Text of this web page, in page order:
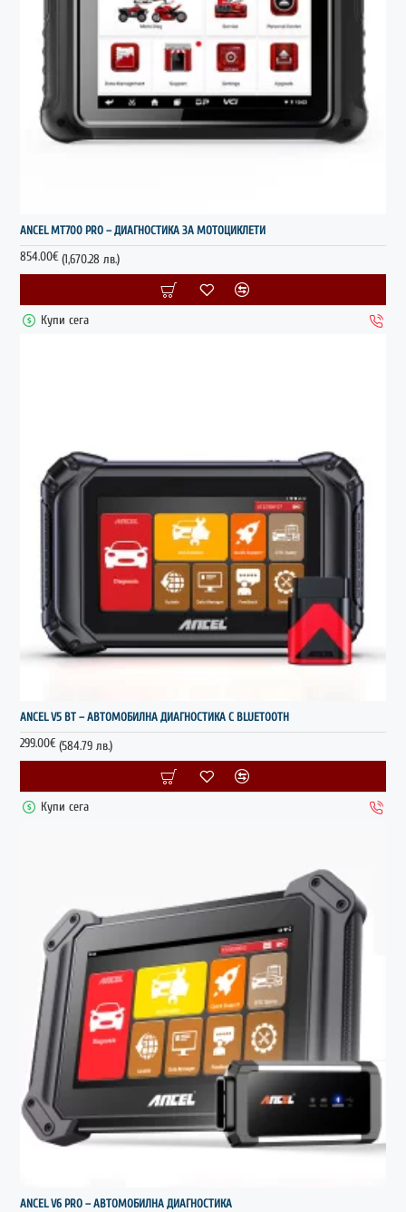
ANCEL MT700 PRO – ДИАГНОСТИКА ЗА МОТОЦИКЛЕТИ
854.00€(1,670.28 лв.)
Купи сега
ANCEL V5 BT – АВТОМОБИЛНА ДИАГНОСТИКА С BLUETOOTH
299.00€(584.79 лв.)
Купи сега
ANCEL V6 PRO – АВТОМОБИЛНА ДИАГНОСТИКА